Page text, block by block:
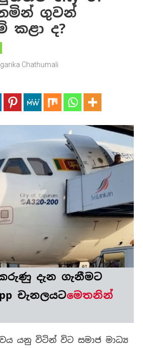
නමින් ගුවන්
කළා ද?
Chathumali
දැන ගැනීමට
චැනලයටමෙතනින්
යනු විටින් විට සමාජ මාධ්‍ය